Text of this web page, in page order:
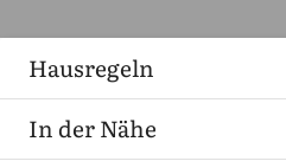
Hausregeln
In der Nähe